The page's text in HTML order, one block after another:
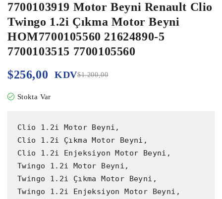
7700103919 Motor Beyni Renault Clio
Twingo 1.2i Çıkma Motor Beyni
HOM7700105560 21624890-5
7700103515 7700105560
$1.200,00
$256,00 KDV
Stokta Var
Clio 1.2i Motor Beyni,
Clio 1.2i Çıkma Motor Beyni,
Clio 1.2i Enjeksiyon Motor Beyni,
Twingo 1.2i Motor Beyni,
Twingo 1.2i Çıkma Motor Beyni,
Twingo 1.2i Enjeksiyon Motor Beyni,